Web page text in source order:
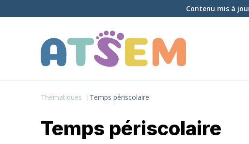
Contenu mis à
Thématiques Temps périscolaire
Temps périscolaire